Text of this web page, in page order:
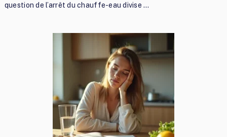
question de l’arrêt du chauffe-eau divise …